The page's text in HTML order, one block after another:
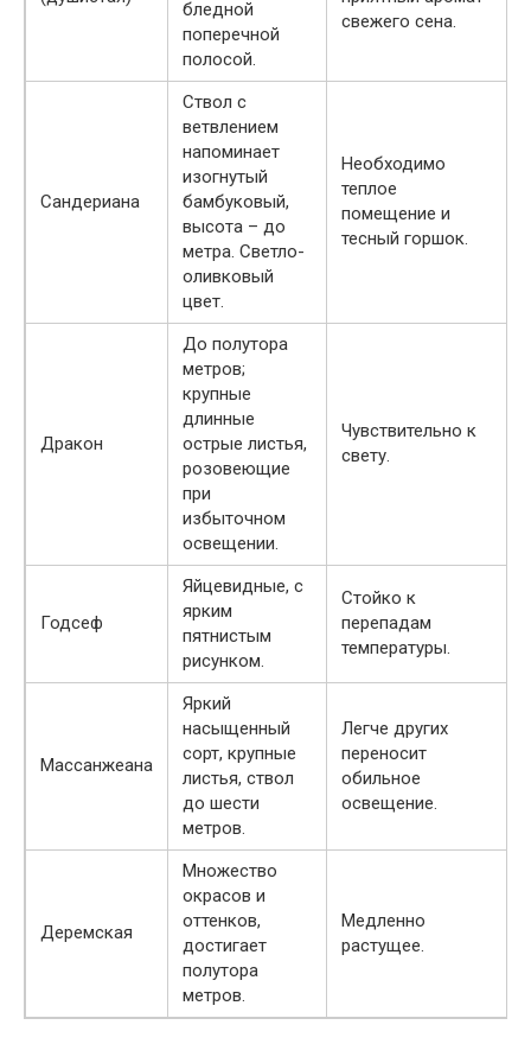
бледной
поперечной
полосой.
свежего сена.
Сандериана
Ствол с
ветвлением
напоминает
изогнутый
бамбуковый,
высота – до
метра. Светло-
оливковый
цвет.
Необходимо
теплое
помещение и
тесный горшок.
Дракон
До полутора
метров;
крупные
длинные
острые листья,
розовеющие
при
избыточном
освещении.
Чувствительно к
свету.
Годсеф
Яйцевидные, с
ярким
пятнистым
рисунком.
Стойко к
перепадам
температуры.
Массанжеана
Яркий
насыщенный
сорт, крупные
листья, ствол
до шести
метров.
Легче других
переносит
обильное
освещение.
Деремская
Множество
окрасов и
оттенков,
достигает
полутора
метров.
Медленно
растущее.